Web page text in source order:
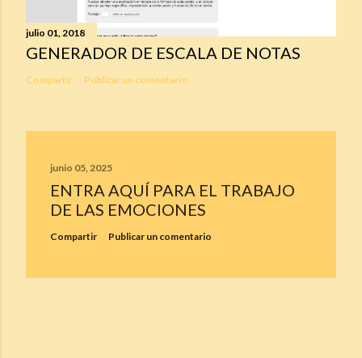
julio 01, 2018
GENERADOR DE ESCALA DE NOTAS
Compartir Publicar un comentario
junio 05, 2025
ENTRA AQUÍ PARA EL TRABAJO
DE LAS EMOCIONES
Compartir Publicar un comentario